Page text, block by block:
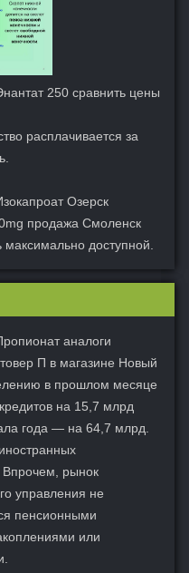
250 сравнить цены
расплачивается за
Озерск
продажа Смоленск
максимально доступной.
аналоги
П в магазине Новый
в прошлом месяце
на 15,7 млрд
года — на 64,7 млрд.
Впрочем, рынок
управления не
пенсионными
или